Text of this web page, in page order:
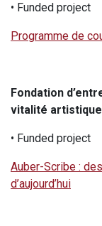
• Funded project
Programme de
Fondation
vitalité artistique
• Funded project
Auber-Scribe :
d’aujourd’hui